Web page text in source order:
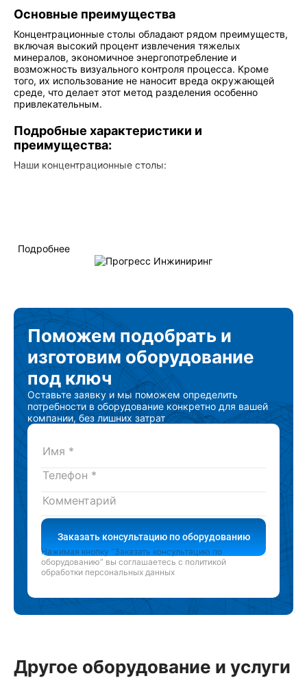
Основные преимущества
Концентрационные столы обладают рядом преимуществ,
включая высокий процент извлечения тяжелых
минералов, экономичное энергопотребление и
возможность визуального контроля процесса. Кроме
того, их использование не наносит вреда окружающей
среде, что делает этот метод разделения особенно
привлекательным.
Подробные характеристики и
преимущества:
Наши концентрационные столы:
обеспечивая долгий срок службы и надежную работу.
Подробнее
Поможем подобрать и
изготовимоборудование
под ключ
Оставьте заявку и мы поможем определить
потребности в оборудование конкретно для вашей
компании, без лишних затрат
Заказать консультацию по оборудованию
Нажимая кнопку “Заказать консультацию по
оборудованию” вы соглашаетесь с политикой
обработки персональных данных
Другое оборудование и услуги